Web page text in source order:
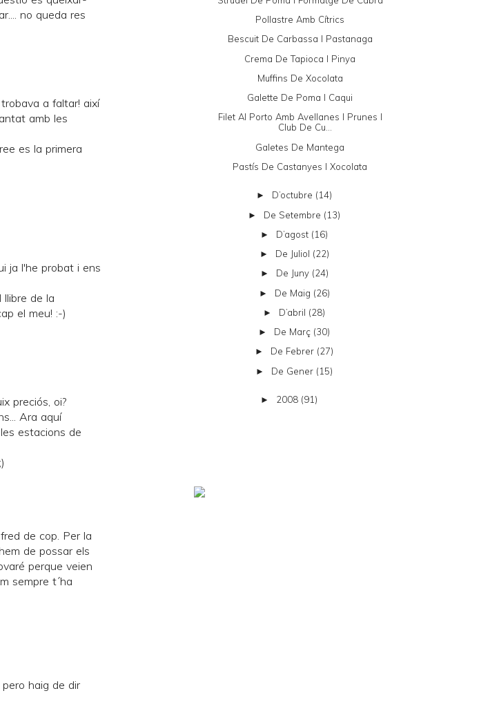
no queda res
a faltar! així
amb les
es la primera
ja l'he probat i ens
de la
el meu! :-)
preciós, oi?
Ara aquí
estacions de
de cop. Per la
de possar els
perque veien
sempre t´ha
haig de dir
Pollastre Amb Cítrics
Bescuit De Carbassa I Pastanaga
Crema De Tapioca I Pinya
Muffins De Xocolata
Galette De Poma I Caqui
Filet Al Porto Amb Avellanes I Prunes I
Club De Cu...
Galetes De Mantega
Pastís De Castanyes I Xocolata
► D’octubre (14)
► De Setembre (13)
► D’agost (16)
► De Juliol (22)
► De Juny (24)
► De Maig (26)
► D’abril (28)
► De Març (30)
► De Febrer (27)
► De Gener (15)
► 2008 (91)